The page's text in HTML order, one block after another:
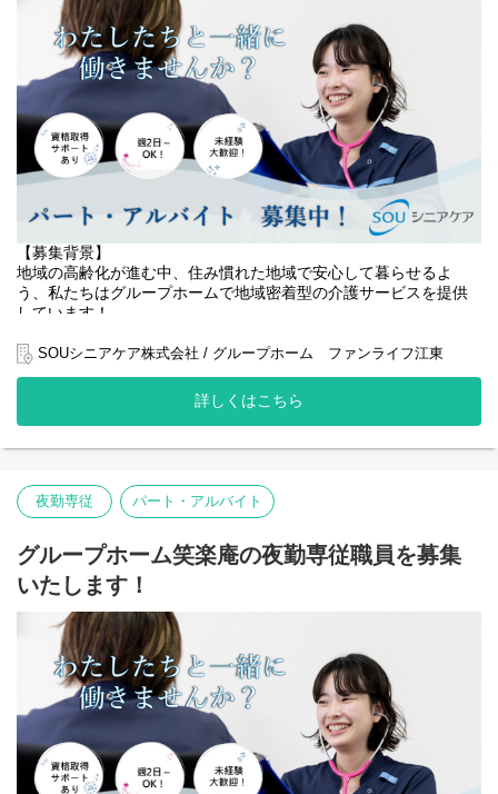
【役割（夜勤専従）】
グループホームにおける 夜間帯の介護業務全般 を担当していただ
きます。
利用者様が安心して夜間を過ごせるよう、見守り・介助・緊急時
対応を中心に支援します。
【主な業務内容】
・夜間の巡視・安否確認
・就寝前後の介助（排泄・移乗・服薬確認など）
・夜間帯の排泄介助・コール対応
・必要に応じた体位変換・見守り
・記録業務（夜間の状態・介助内容の記録）
・緊急時の初期対応および管理者への報告
・朝の起床介助、整容、朝食準備の補助
・朝の申し送り（引き継ぎ）
・施設内の簡易清掃・整理整頓
【募集背景】
地域の高齢化が進む中、住み慣れた地域で安心して暮らせるよ
う、私たちはグループホームで地域密着型の介護サービスを提供
しています！
近年、利用者様のニーズがますます高まり、お一人おひとりに寄
り添ったきめ細やかなケアが求められています。
私たちは、利用者様の尊厳を大切にし、その方らしい生活を支え
ることに力を注いでいます。
を築き、心豊かな毎日を過ごしていただけるよう努めています。
また、従業員が安心して長く働ける環境づくりにも力を入れてお
り、質の高いサービス提供体制の構築と地域社会への貢献を目指
しています。
熱意あるあなたのご応募をお待ちしています。
【役割（夜勤専従）】
グループホームにおける 夜間帯の介護業務全般 を担当していただ
きます。
利用者様が安心して夜間を過ごせるよう、見守り・介助・緊急時
対応を中心に支援します。
【主な業務内容】
・夜間の巡視・安否確認
SOUシニアケア株式会社 / グループホーム ファンライフ江東
詳しくはこちら
夜勤専従 パート・アルバイト
グループホーム笑楽庵の夜勤専従職員を募集
いたします！